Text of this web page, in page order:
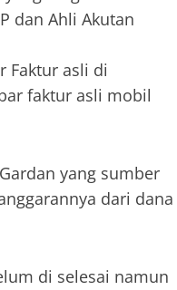
dan Ahli Akutan
Faktur asli di
faktur asli mobil
yang sumber
dari dana
di selesai namun